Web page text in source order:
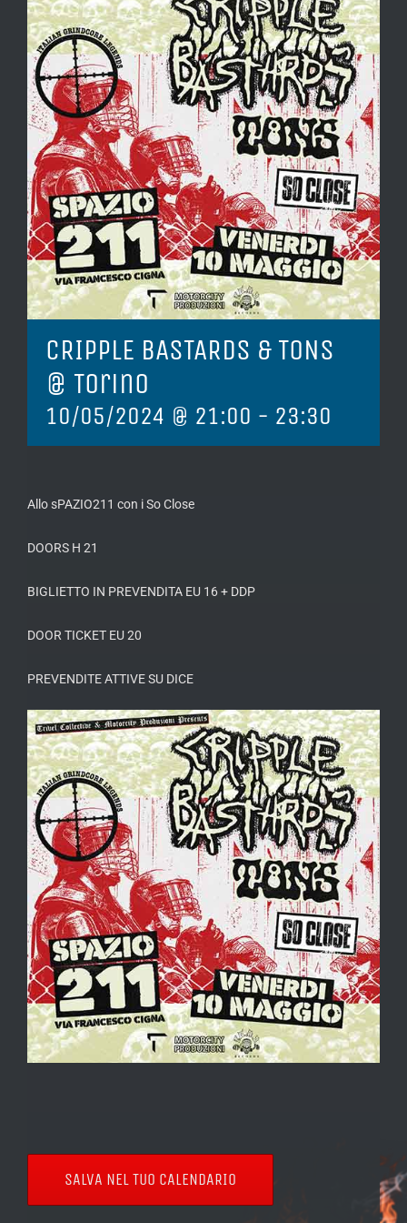
CRIPPLE BASTARDS & TONS
@ Torino
10/05/2024 @ 21:00 - 23:30
Allo sPAZIO211 con i So Close
DOORS H 21
️BIGLIETTO IN PREVENDITA EU 16 + DDP
️DOOR TICKET EU 20
PREVENDITE ATTIVE SU DICE
SALVA NEL TUO CALENDARIO